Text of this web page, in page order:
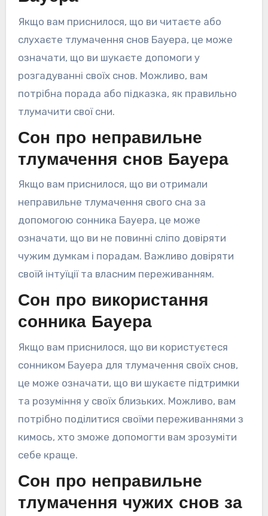
Якщо вам приснилося, що ви читаєте або
слухаєте тлумачення снов Бауера, це може
означати, що ви шукаєте допомоги у
розгадуванні своїх снов. Можливо, вам
потрібна порада або підказка, як правильно
тлумачити свої сни.
Сон про неправильне
тлумачення снов Бауера
Якщо вам приснилося, що ви отримали
неправильне тлумачення свого сна за
допомогою сонника Бауера, це може
означати, що ви не повинні сліпо довіряти
чужим думкам і порадам. Важливо довіряти
своїй інтуїції та власним переживанням.
Сон про використання
сонника Бауера
Якщо вам приснилося, що ви користуєтеся
сонником Бауера для тлумачення своїх снов,
це може означати, що ви шукаєте підтримки
та розуміння у своїх близьких. Можливо, вам
потрібно поділитися своїми переживаннями з
кимось, хто зможе допомогти вам зрозуміти
себе краще.
Сон про неправильне
тлумачення чужих снов за